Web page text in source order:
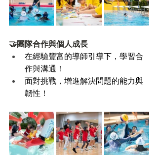
🤝團隊合作與個人成長
在經驗豐富的導師引導下，學習合
作與溝通！
面對挑戰，增進解決問題的能力與
韌性！